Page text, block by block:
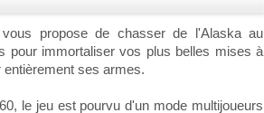
propose de chasser de l'Alaska au
pour immortaliser vos plus belles mises à
ses armes.
le jeu est pourvu d'un mode multijoueurs